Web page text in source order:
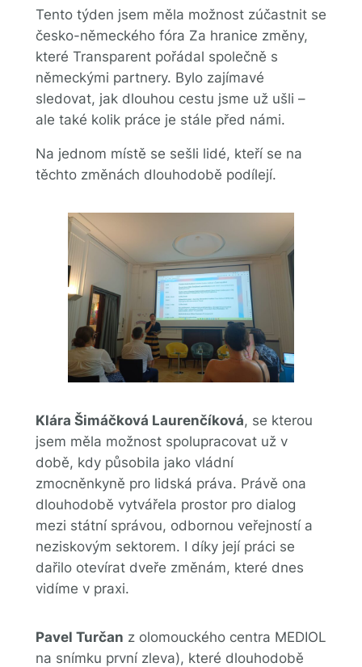
Tento týden jsem měla možnost zúčastnit se
česko-německého fóra Za hranice změny,
které Transparent pořádal společně s
německými partnery. Bylo zajímavé
sledovat, jak dlouhou cestu jsme už ušli –
ale také kolik práce je stále před námi.
Na jednom místě se sešli lidé, kteří se na
těchto změnách dlouhodobě podílejí.
Klára Šimáčková Laurenčíková, se kterou
jsem měla možnost spolupracovat už v
době, kdy působila jako vládní
zmocněnkyně pro lidská práva. Právě ona
dlouhodobě vytvářela prostor pro dialog
mezi státní správou, odbornou veřejností a
neziskovým sektorem. I díky její práci se
dařilo otevírat dveře změnám, které dnes
vidíme v praxi.
Pavel Turčan z olomouckého centra MEDIOL
na snímku první zleva), které dlouhodobě